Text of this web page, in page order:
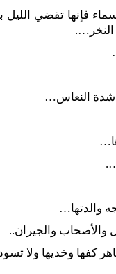
تقضي الليل بطوله
النعاس…
والجيران..
كفها وخديها ولا